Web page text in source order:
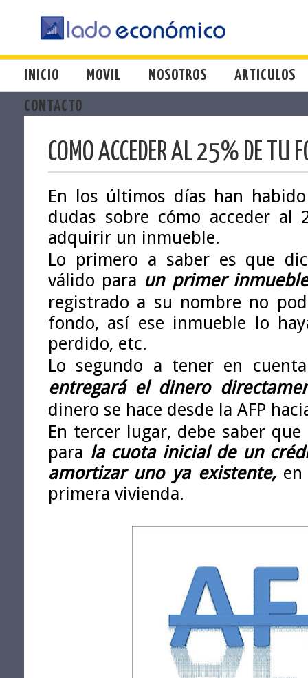
INICIO MOVIL NOSOTROS
ARTICULOS
CONTACTO
COMO ACCEDER AL 25% DE TU
En los últimos días han
dudas sobre cómo acceder al
adquirir un inmueble.
Lo primero a saber es que
válido para un primer
registrado a su nombre no
fondo, así ese inmueble lo
perdido, etc.
Lo segundo a tener en
entregará el dinero
dinero se hace desde la AFP
En tercer lugar, debe saber
para la cuota inicial de un
amortizar uno ya existente, en
primera vivienda.